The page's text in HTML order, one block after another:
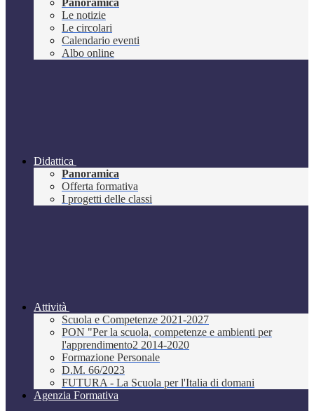
Panoramica
Le notizie
Le circolari
Calendario eventi
Albo online
Didattica
Panoramica
Offerta formativa
I progetti delle classi
Attività
Scuola e Competenze 2021-2027
PON "Per la scuola, competenze e ambienti per
l'apprendimento2 2014-2020
Formazione Personale
D.M. 66/2023
FUTURA - La Scuola per l'Italia di domani
Agenzia Formativa